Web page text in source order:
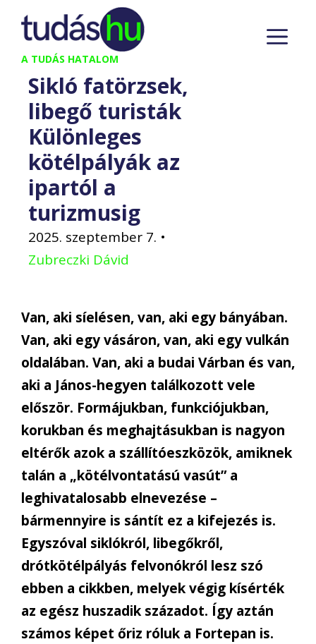
Kilépés
tartalomba
A TUDÁS HATALOM
Sikló fatörzsek,
libegő turisták
Különleges
kötélpályák az
ipartól a
turizmusig
2025. szeptember 7. •
Zubreczki Dávid
Van, aki síelésen, van, aki egy bányában.
Van, aki egy vásáron, van, aki egy vulkán
oldalában. Van, aki a budai Várban és van,
aki a János-hegyen találkozott vele
először. Formájukban, funkciójukban,
korukban és meghajtásukban is nagyon
eltérők azok a szállítóeszközök, amiknek
talán a „kötélvontatású vasút” a
leghivatalosabb elnevezése –
bármennyire is sántít ez a kifejezés is.
Egyszóval siklókról, libegőkről,
drótkötélpályás felvonókról lesz szó
ebben a cikkben, melyek végig kísérték
az egész huszadik századot. Így aztán
számos képet őriz róluk a Fortepan is.